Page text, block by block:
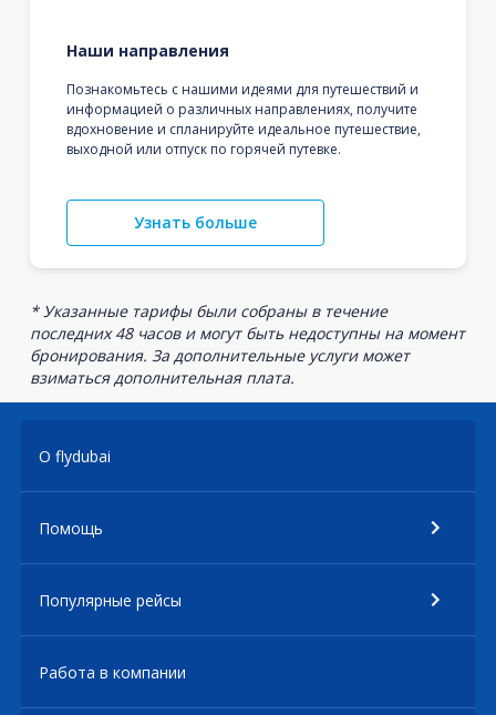
Наши направления
Познакомьтесь с нашими идеями для путешествий и
информацией о различных направлениях, получите
вдохновение и спланируйте идеальное путешествие,
выходной или отпуск по горячей путевке.
Узнать больше
* Указанные тарифы были собраны в течение
последних 48 часов и могут быть недоступны на момент
бронирования. За дополнительные услуги может
взиматься дополнительная плата.
О flydubai
Помощь
Популярные рейсы
Работа в компании